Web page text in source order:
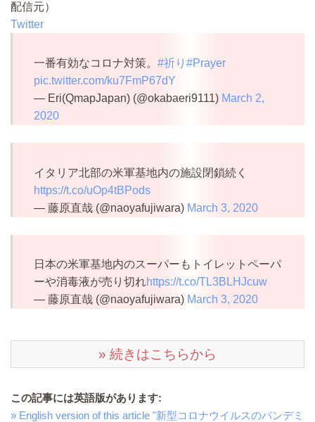
配信元）
Twitter
一番有効なコロナ対策。 #祈り #Prayer
pic.twitter.com/ku7FmP67dY
— Eri(QmapJapan) (@okabaeri9111) March 2,
2020
イタリア北部の米軍基地内の施設閉鎖続く
https://t.co/uOp4tBPods
— 藤原直哉 (@naoyafujiwara) March 3, 2020
日本の米軍基地内のスーパーもトイレットペーパ
ーや消毒液が売り切れhttps://t.co/TL3BLHJcuw
— 藤原直哉 (@naoyafujiwara) March 3, 2020
» 続きはこちらから
この記事には英語版があります:
» English version of this article "新型コロナウイルスのパンデミ